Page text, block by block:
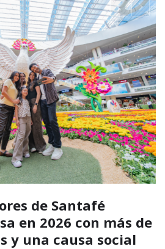
gigante de Los
el turismo y la
durante la Feria